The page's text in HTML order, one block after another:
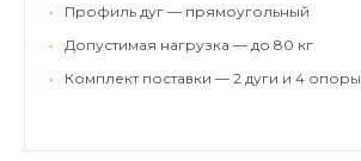
•
Профиль дуг — прямоугольный
•
Допустимая нагрузка — до 80 кг
•
Комплект поставки — 2 дуги и 4 опоры